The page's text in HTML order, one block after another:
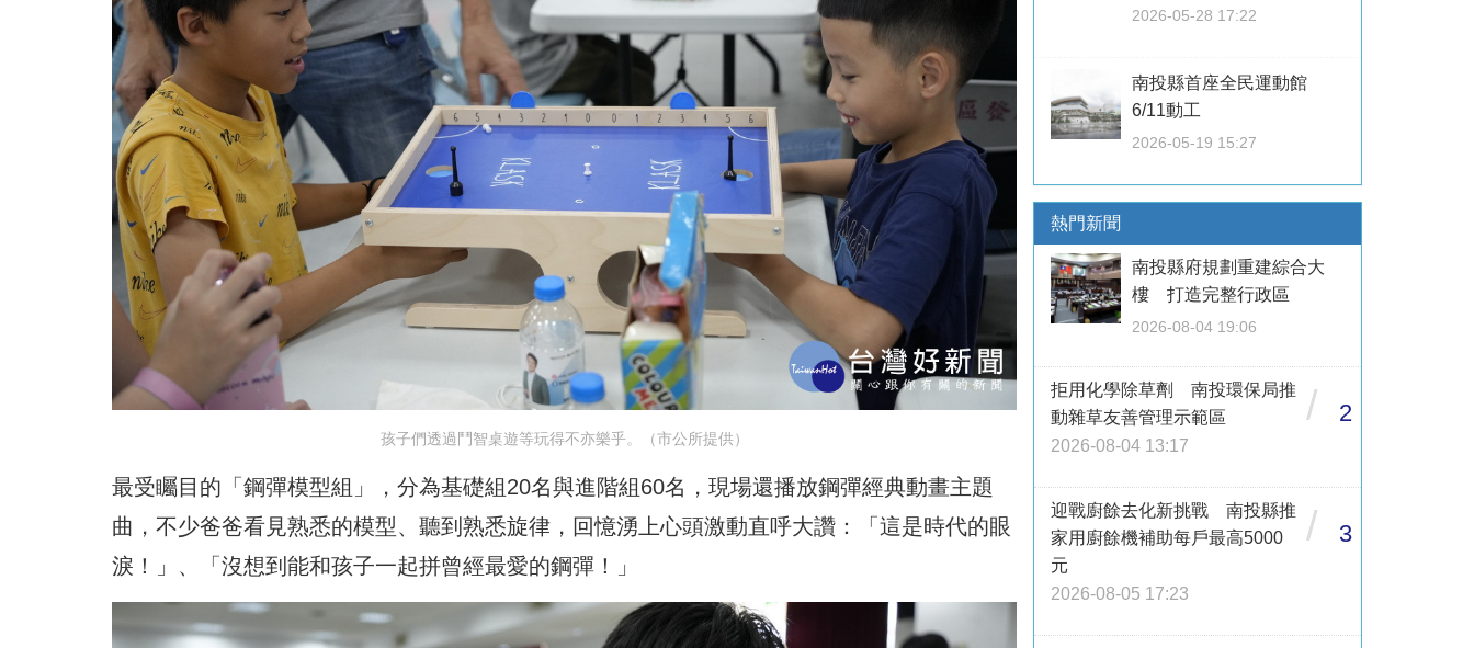
孩子們透過鬥智桌遊等玩得不亦樂乎。（市公所提供）
最受矚目的「鋼彈模型組」，分為基礎組20名與進階組60名，現場還播放鋼彈經典動畫主題
曲，不少爸爸看見熟悉的模型、聽到熟悉旋律，回憶湧上心頭激動直呼大讚：「這是時代的眼
淚！」、「沒想到能和孩子一起拼曾經最愛的鋼彈！」
2026-05-28 17:22
南投縣首座全民運動館
6/11動工
2026-05-19 15:27
熱門新聞
南投縣府規劃重建綜合大
樓 打造完整行政區
2026-08-04 19:06
拒用化學除草劑 南投環保局推
動雜草友善管理示範區
2026-08-04 13:17
/ 2
迎戰廚餘去化新挑戰 南投縣推
家用廚餘機補助每戶最高5000
元
2026-08-05 17:23
/ 3